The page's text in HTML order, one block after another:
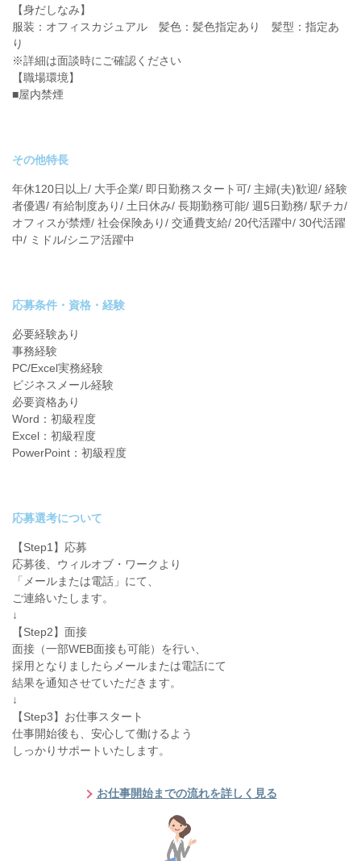
【身だしなみ】
服装：オフィスカジュアル 髪色：髪色指定あり 髪型：指定あ
り
※詳細は面談時にご確認ください
【職場環境】
■屋内禁煙
その他特長
年休120日以上/ 大手企業/ 即日勤務スタート可/ 主婦(夫)歓迎/ 経験
者優遇/ 有給制度あり/ 土日休み/ 長期勤務可能/ 週5日勤務/ 駅チカ/
オフィスが禁煙/ 社会保険あり/ 交通費支給/ 20代活躍中/ 30代活躍
中/ ミドル/シニア活躍中
応募条件・資格・経験
必要経験あり
事務経験
PC/Excel実務経験
ビジネスメール経験
必要資格あり
Word：初級程度
Excel：初級程度
PowerPoint：初級程度
応募選考について
【Step1】応募
応募後、ウィルオブ・ワークより
「メールまたは電話」にて、
ご連絡いたします。
↓
【Step2】面接
面接（一部WEB面接も可能）を行い、
採用となりましたらメールまたは電話にて
結果を通知させていただきます。
↓
【Step3】お仕事スタート
仕事開始後も、安心して働けるよう
しっかりサポートいたします。
お仕事開始までの流れを詳しく見る